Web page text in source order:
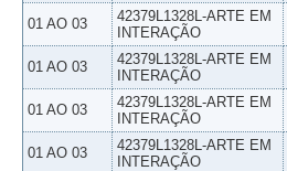
01 AO 03
42379L1328L-ARTE EM
INTERAÇÃO
01 AO 03
42379L1328L-ARTE EM
INTERAÇÃO
01 AO 03
42379L1328L-ARTE EM
INTERAÇÃO
01 AO 03
42379L1328L-ARTE EM
INTERAÇÃO